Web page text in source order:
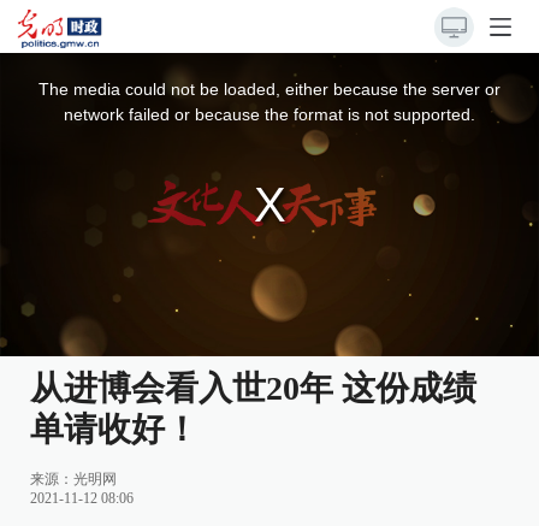
The media could not be loaded, either because the server or
network failed or because the format is not supported.
从进博会看入世20年 这份成绩
单请收好！
来源： 光明网
2021-11-12 08:06